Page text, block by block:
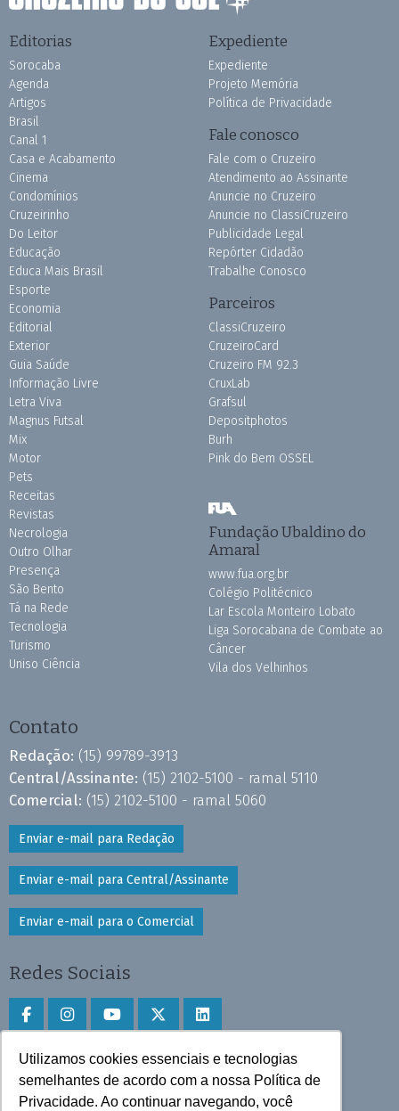
Utilizamos cookies essenciais e tecnologias
semelhantes de acordo com a nossa Política de
Privacidade. Ao continuar navegando, você
Editorias
Sorocaba
Agenda
Artigos
Brasil
Canal 1
Casa e Acabamento
Cinema
Condomínios
Cruzeirinho
Do Leitor
Educação
Educa Mais Brasil
Esporte
Economia
Editorial
Exterior
Guia Saúde
Informação Livre
Letra Viva
Magnus Futsal
Mix
Motor
Pets
Receitas
Revistas
Necrologia
Outro Olhar
Presença
São Bento
Tá na Rede
Tecnologia
Turismo
Uniso Ciência
Expediente
Expediente
Projeto Memória
Política de Privacidade
Fale conosco
Fale com o Cruzeiro
Atendimento ao Assinante
Anuncie no Cruzeiro
Anuncie no ClassiCruzeiro
Publicidade Legal
Repórter Cidadão
Trabalhe Conosco
Parceiros
ClassiCruzeiro
CruzeiroCard
Cruzeiro FM 92.3
CruxLab
Grafsul
Depositphotos
Burh
Pink do Bem OSSEL
Fundação Ubaldino do
Amaral
www.fua.org.br
Colégio Politécnico
Lar Escola Monteiro Lobato
Liga Sorocabana de Combate ao
Câncer
Vila dos Velhinhos
Contato
Redação: (15) 99789-3913
Central/Assinante: (15) 2102-5100 - ramal 5110
Comercial: (15) 2102-5100 - ramal 5060
Enviar e-mail para Redação
Enviar e-mail para Central/Assinante
Enviar e-mail para o Comercial
Redes Sociais
Faça download do aplicativo
Play Store e App Store